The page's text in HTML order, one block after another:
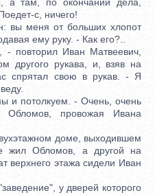
с, ничего!
меня от больших хлопот
ему руку. - Как его?..
Иван Матвеевич,
другого рукава, и, взяв на
спрятал свою в рукав. - Я
потолкуем. - Очень, очень
Обломов, провожая Ивана
доме, выходившем
жил Обломов, а другой на
верхнего этажа сидели Иван
у дверей которого